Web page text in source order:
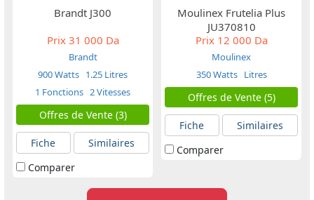
Brandt J300
Prix31 000 Da
Brandt
900 Watts 1.25 Litres
1 Fonctions 2 Vitesses
Offres de Vente (3)
Fiche
Similaires
Comparer
Moulinex Frutelia Plus
JU370810
Prix12 000 Da
Moulinex
350 Watts Litres
Offres de Vente (5)
Fiche
Similaires
Comparer